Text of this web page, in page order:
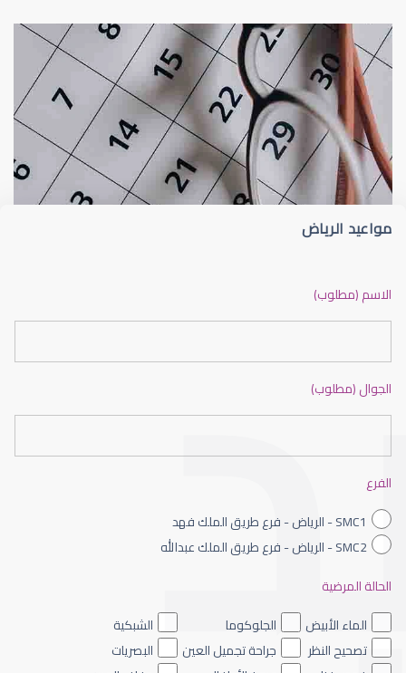
الجدول الزمني لزيارات طبيب عيون عيون الاطفال
عيون الاطفال الملونه
مواعيد الرياض
الاسم (مطلوب)
الجوال (مطلوب)
الفرع
SMC1 - الرياض - فرع طريق الملك فهد
SMC2 - الرياض - فرع طريق الملك عبدالله
الحالة المرضية
الماء الأبيض
الجلوكوما
الشبكية
تصحيح النظر
جراحة تجميل العين
البصريات